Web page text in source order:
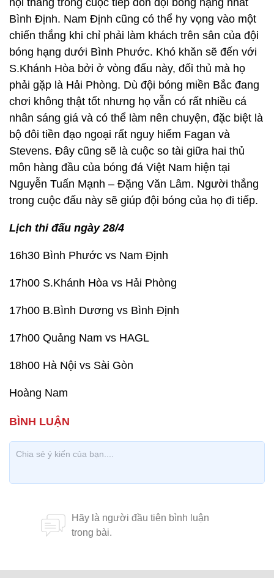
hội thắng trong cuộc tiếp đón đội bóng hạng nhất
Bình Định. Nam Định cũng có thể hy vọng vào một
chiến thắng khi chỉ phải làm khách trên sân của đội
bóng hạng dưới Bình Phước. Khó khăn sẽ đến với
S.Khánh Hòa bởi ở vòng đấu này, đối thủ mà họ
phải gặp là Hải Phòng. Dù đội bóng miền Bắc đang
chơi không thật tốt nhưng họ vẫn có rất nhiều cá
nhân sáng giá và có thể làm nên chuyện, đặc biệt là
bộ đôi tiền đạo ngoại rất nguy hiểm Fagan và
Stevens. Đây cũng sẽ là cuộc so tài giữa hai thủ
môn hàng đầu của bóng đá Việt Nam hiện tại
Nguyễn Tuấn Mạnh – Đặng Văn Lâm. Người thắng
trong cuộc đấu này sẽ giúp đội bóng của họ đi tiếp.
Lịch thi đấu ngày 28/4
16h30 Bình Phước vs Nam Định
17h00 S.Khánh Hòa vs Hải Phòng
17h00 B.Bình Dương vs Bình Định
17h00 Quảng Nam vs HAGL
18h00 Hà Nội vs Sài Gòn
Hoàng Nam